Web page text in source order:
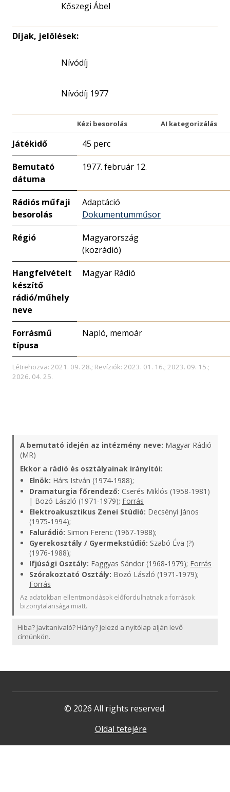
Kőszegi Ábel
Díjak, jelölések:
Nívódíj
Nívódíj 1977
Kézi besorolás AI kategorizálás
Játékidő 45 perc
Bemutató
dátuma
1977. február 12.
Rádiós műfaji
besorolás
Adaptáció
Dokumentumműsor
Régió
Magyarország
(közrádió)
Hangfelvételt
készítő
rádió/műhely
neve
Magyar Rádió
Forrásmű
típusa
Napló, memoár
Létrehozva: 2021. 09. 28.; Revíziók: 2023. 01. 16.; 2023. 09. 15.;
2026. 04. 25.
A bemutató idején az intézmény neve: Magyar Rádió
(MR)
Ekkor a rádió és osztályainak irányítói:
Elnök: Hárs István (1974-1988);
Dramaturgia főrendező: Cserés Miklós (1958-1981)
| Bozó László (1971-1979); Forrás
Elektroakusztikus Zenei Stúdió: Decsényi János
(1975-1994);
Falurádió: Simon Ferenc (1967-1988);
Gyerekosztály / Gyermekstúdió: Szabó Éva (?)
(1976-1988);
Ifjúsági Osztály: Faggyas Sándor (1968-1979); Forrás
Szórakoztató Osztály: Bozó László (1971-1979);
Forrás
Az adatokban ellentmondások előfordulhatnak a források
bizonytalansága miatt.
Hiba? Javítanivaló? Hiány? Jelezd a nyitólap alján levő
címünkön.
© 2026 All rights reserved.
Oldal tetejére